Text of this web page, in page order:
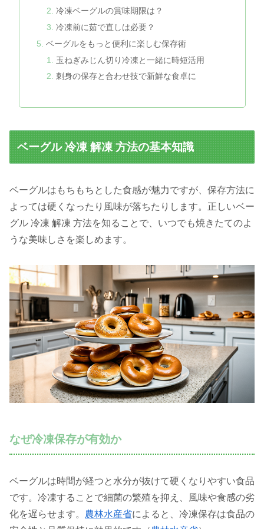
冷凍ベーグルの賞味期限は？
冷凍前に茹で直しは必要？
ベーグルをもっと便利に楽しむ保存術
玉ねぎみじん切り冷凍と一緒に時短活用
刺身の保存と合わせ技で新鮮な食卓に
ベーグル 冷凍 解凍 方法の基本知識
ベーグルはもちもちとした食感が魅力ですが、保存方法に
よっては硬くなったり風味が落ちたりします。正しいベー
グル 冷凍 解凍 方法を知ることで、いつでも焼きたてのよ
うな美味しさを楽しめます。
なぜ冷凍保存が有効か
ベーグルは時間が経つと水分が抜けて硬くなりやすい食品
です。冷凍することで細菌の繁殖を抑え、風味や食感の劣
化を遅らせます。 農林水産省によると、冷凍保存は食品の